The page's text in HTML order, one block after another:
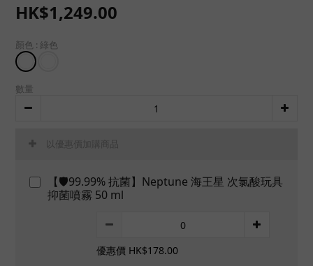
HK$1,249.00
顏色 : 綠色
數量
以優惠價加購商品
【🛡️99.99% 抗菌】Neptune 海王星 次氯酸玩具
抑菌噴霧 50 ml
優惠價 HK$178.00